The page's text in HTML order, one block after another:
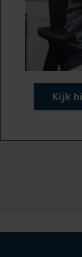
Kijk